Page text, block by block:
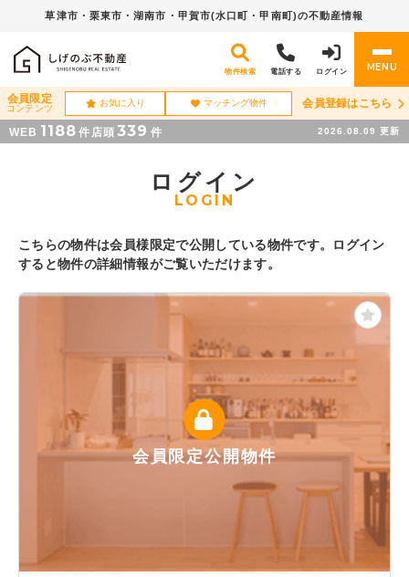
草津市・栗東市・湖南市・ 甲賀市(水口町・甲南町)の不動産情報
物件検索 電話する ログイン MENU
会員限定
コンテンツ
お気に入り マッチング物件 会員登録はこちら
WEB 1188 件 店頭 339 件 2026.08.09 更新
ログイン
LOGIN
こちらの物件は会員様限定で公開している物件です。ログイン
すると物件の詳細情報がご覧いただけます。
会員限定公開物件